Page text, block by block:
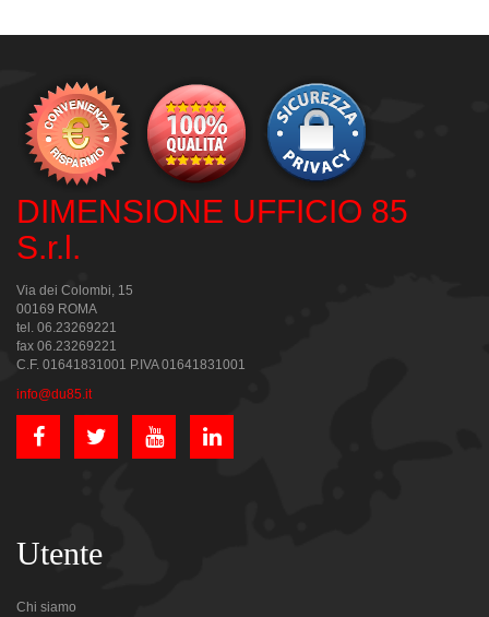
DIMENSIONE UFFICIO 85
S.r.l.
Via dei Colombi, 15
00169 ROMA
tel. 06.23269221
fax 06.23269221
C.F. 01641831001 P.IVA 01641831001
info@du85.it
Utente
Chi siamo